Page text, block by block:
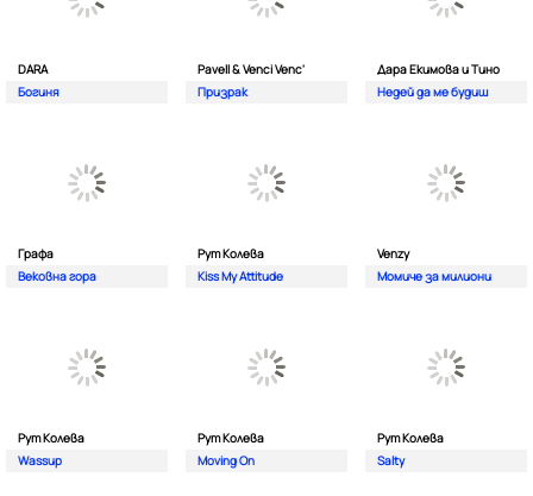
DARA
Богиня
Pavell & Venci Venc'
Призрак
Дара Екимова и Тино
Недей да ме будиш
Графа
Вековна гора
Рут Колева
Kiss My Attitude
Venzy
Момиче за милиони
Рут Колева
Wassup
Рут Колева
Moving On
Рут Колева
Salty